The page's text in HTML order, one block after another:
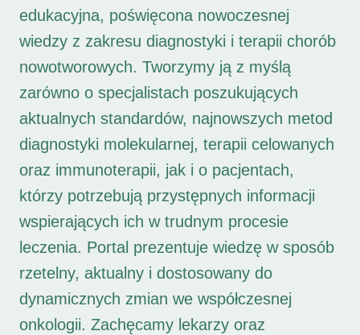
edukacyjna, poświęcona nowoczesnej
wiedzy z zakresu diagnostyki i terapii chorób
nowotworowych. Tworzymy ją z myślą
zarówno o specjalistach poszukujących
aktualnych standardów, najnowszych metod
diagnostyki molekularnej, terapii celowanych
oraz immunoterapii, jak i o pacjentach,
którzy potrzebują przystępnych informacji
wspierających ich w trudnym procesie
leczenia. Portal prezentuje wiedzę w sposób
rzetelny, aktualny i dostosowany do
dynamicznych zmian we współczesnej
onkologii. Zachęcamy lekarzy oraz